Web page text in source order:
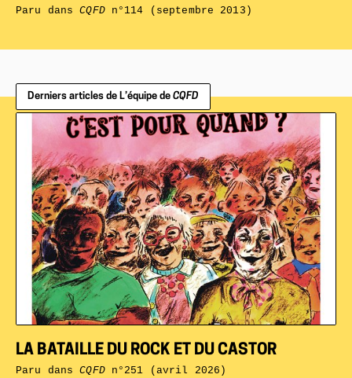
Paru dansCQFDn°114 (septembre 2013)
Derniers articles de L’équipe de CQFD
LA BATAILLE DU ROCK ET DU CASTOR
Paru dansCQFDn°251 (avril 2026)